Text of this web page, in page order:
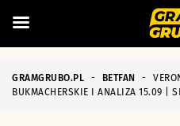
GRAMGRUBO.PL - BETFAN -
BUKMACHERSKIE I ANALIZA 15.09 |